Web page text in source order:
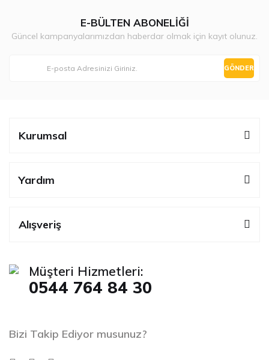
E-BÜLTEN ABONELİĞİ
Güncel kampanyalarımızdan haberdar olmak için kayıt olunuz.
GÖNDER
Kurumsal
Yardım
Alışveriş
Müşteri Hizmetleri:
0544 764 84 30
Bizi Takip Ediyor musunuz?